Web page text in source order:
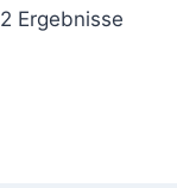
Ergebnisse